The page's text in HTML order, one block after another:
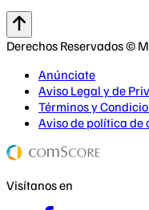
Derechos Reservados ©
Anúnciate
Aviso Legal y de
Términos y
Aviso de política de
Visítanos en